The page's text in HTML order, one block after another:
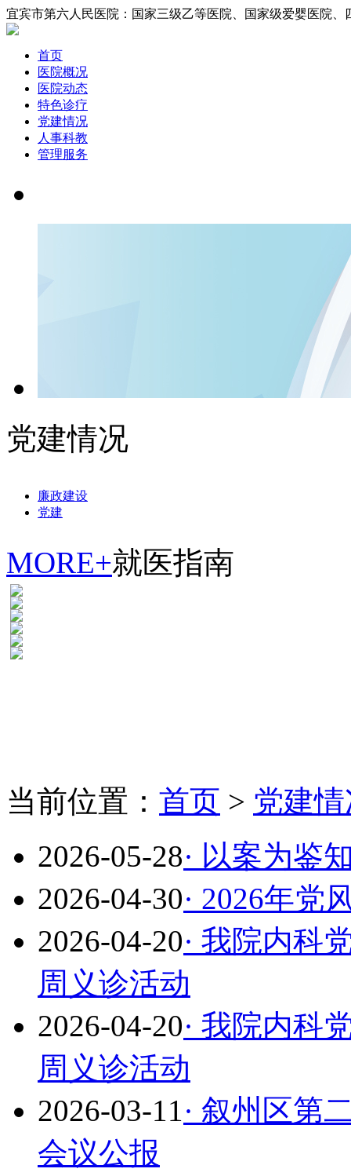
宜宾市第六人民医院：国家三级乙等医院、国家
首页
医院概况
医院动态
特色诊疗
党建情况
人事科教
管理服务
党建情况
廉政建设
党建
MORE+就医指南
当前位置： 首页 > 党建
2026-05-28· 以案为鉴
2026-04-30· 2026年党
2026-04-20· 我院内科
周义诊活动
2026-04-20· 我院内科
周义诊活动
2026-03-11· 叙州区第
会议公报